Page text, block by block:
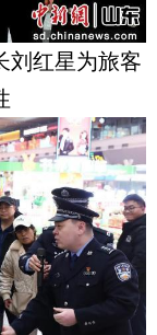
刘红星为旅客